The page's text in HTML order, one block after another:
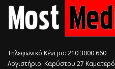
Τηλεφωνικό Κέντρο: 210 3000 660
Λογιστήριο: Καρύστου 27 Καματερό